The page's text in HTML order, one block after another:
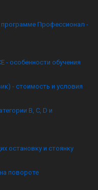
программе Профессионал -
- особенности обучения
- стоимость и условия
B, C, D и
остановку и стоянку
повороте